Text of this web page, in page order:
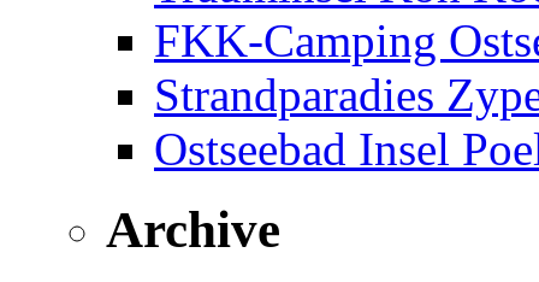
FKK-Camping
Strandparadies
Ostseebad Insel
Archive